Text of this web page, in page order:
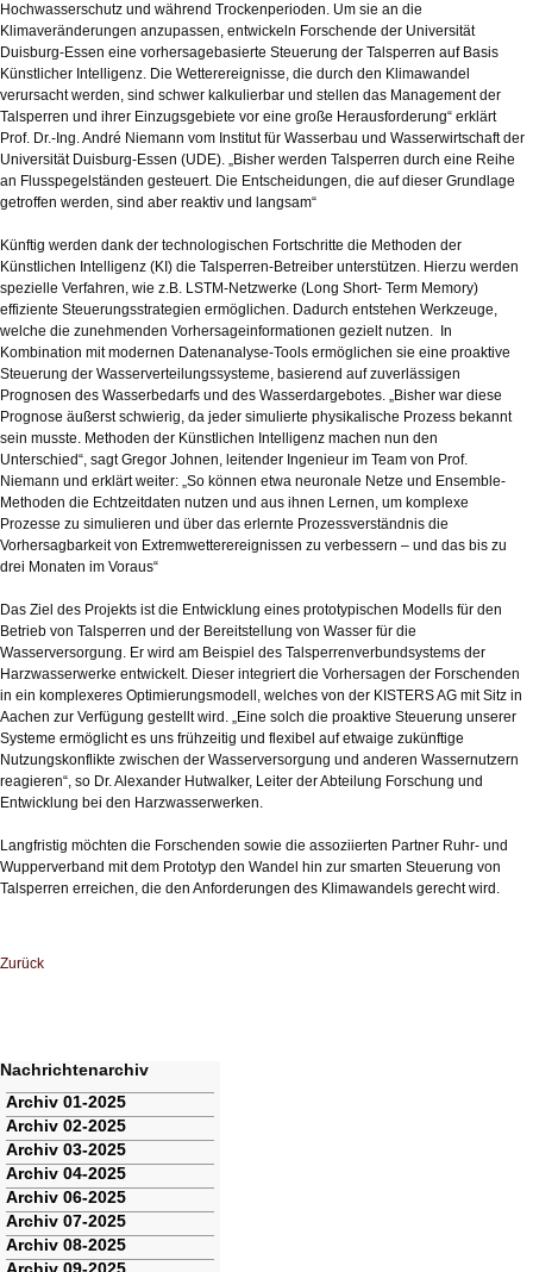
Hochwasserschutz und während Trockenperioden. Um sie an die
Klimaveränderungen anzupassen, entwickeln Forschende der Universität
Duisburg-Essen eine vorhersagebasierte Steuerung der Talsperren auf Basis
Künstlicher Intelligenz. Die Wetterereignisse, die durch den Klimawandel
verursacht werden, sind schwer kalkulierbar und stellen das Management der
Talsperren und ihrer Einzugsgebiete vor eine große Herausforderung“ erklärt
Prof. Dr.-Ing. André Niemann vom Institut für Wasserbau und Wasserwirtschaft der
Universität Duisburg-Essen (UDE). „Bisher werden Talsperren durch eine Reihe
an Flusspegelständen gesteuert. Die Entscheidungen, die auf dieser Grundlage
getroffen werden, sind aber reaktiv und langsam“
Künftig werden dank der technologischen Fortschritte die Methoden der
Künstlichen Intelligenz (KI) die Talsperren-Betreiber unterstützen. Hierzu werden
spezielle Verfahren, wie z.B. LSTM-Netzwerke (Long Short- Term Memory)
effiziente Steuerungsstrategien ermöglichen. Dadurch entstehen Werkzeuge,
welche die zunehmenden Vorhersageinformationen gezielt nutzen. In
Kombination mit modernen Datenanalyse-Tools ermöglichen sie eine proaktive
Steuerung der Wasserverteilungssysteme, basierend auf zuverlässigen
Prognosen des Wasserbedarfs und des Wasserdargebotes. „Bisher war diese
Prognose äußerst schwierig, da jeder simulierte physikalische Prozess bekannt
sein musste. Methoden der Künstlichen Intelligenz machen nun den
Unterschied“, sagt Gregor Johnen, leitender Ingenieur im Team von Prof.
Niemann und erklärt weiter: „So können etwa neuronale Netze und Ensemble-
Methoden die Echtzeitdaten nutzen und aus ihnen Lernen, um komplexe
Prozesse zu simulieren und über das erlernte Prozessverständnis die
Vorhersagbarkeit von Extremwetterereignissen zu verbessern – und das bis zu
drei Monaten im Voraus“
Das Ziel des Projekts ist die Entwicklung eines prototypischen Modells für den
Betrieb von Talsperren und der Bereitstellung von Wasser für die
Wasserversorgung. Er wird am Beispiel des Talsperrenverbundsystems der
Harzwasserwerke entwickelt. Dieser integriert die Vorhersagen der Forschenden
in ein komplexeres Optimierungsmodell, welches von der KISTERS AG mit Sitz in
Aachen zur Verfügung gestellt wird. „Eine solch die proaktive Steuerung unserer
Systeme ermöglicht es uns frühzeitig und flexibel auf etwaige zukünftige
Nutzungskonflikte zwischen der Wasserversorgung und anderen Wassernutzern
reagieren“, so Dr. Alexander Hutwalker, Leiter der Abteilung Forschung und
Entwicklung bei den Harzwasserwerken.
Langfristig möchten die Forschenden sowie die assoziierten Partner Ruhr- und
Wupperverband mit dem Prototyp den Wandel hin zur smarten Steuerung von
Talsperren erreichen, die den Anforderungen des Klimawandels gerecht wird.
Zurück
Nachrichtenarchiv
Navigation
überspringen
Archiv 01-2025
Archiv 02-2025
Archiv 03-2025
Archiv 04-2025
Archiv 06-2025
Archiv 07-2025
Archiv 08-2025